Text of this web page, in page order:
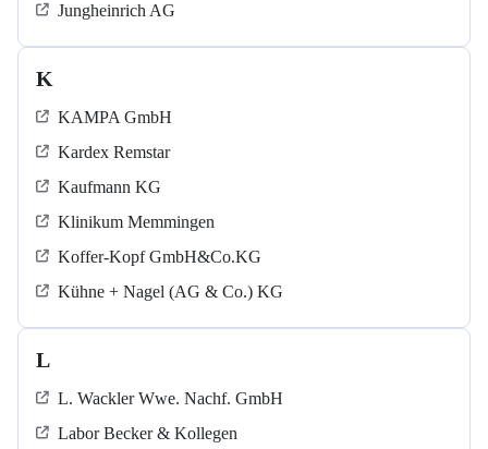
Jungheinrich AG
K
KAMPA GmbH
Kardex Remstar
Kaufmann KG
Klinikum Memmingen
Koffer-Kopf GmbH&Co.KG
Kühne + Nagel (AG & Co.) KG
L
L. Wackler Wwe. Nachf. GmbH
Labor Becker & Kollegen